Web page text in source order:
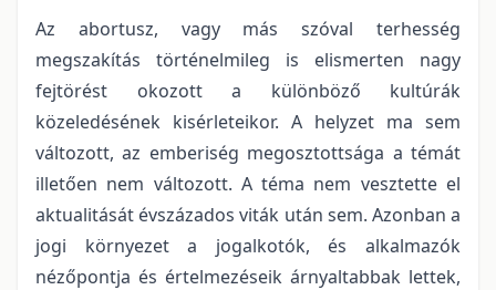
Az abortusz, vagy más szóval terhesség
megszakítás történelmileg is elismerten nagy
fejtörést okozott a különböző kultúrák
közeledésének kisérleteikor. A helyzet ma sem
változott, az emberiség megosztottsága a témát
illetően nem változott. A téma nem vesztette el
aktualitását évszázados viták után sem. Azonban a
jogi környezet a jogalkotók, és alkalmazók
nézőpontja és értelmezéseik árnyaltabbak lettek,